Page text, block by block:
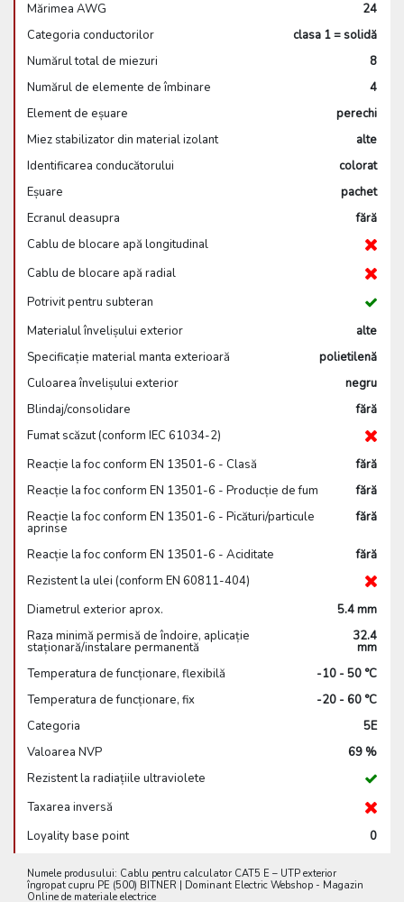
Mărimea AWG
24
Categoria conductorilor
clasa 1 = solidă
Numărul total de miezuri
8
Numărul de elemente de îmbinare
4
Element de eșuare
perechi
Miez stabilizator din material izolant
alte
Identificarea conducătorului
colorat
Eșuare
pachet
Ecranul deasupra
fără
Cablu de blocare apă longitudinal
Cablu de blocare apă radial
Potrivit pentru subteran
Materialul învelișului exterior
alte
Specificație material manta exterioară
polietilenă
Culoarea învelișului exterior
negru
Blindaj/consolidare
fără
Fumat scăzut (conform IEC 61034-2)
Reacție la foc conform EN 13501-6 - Clasă
fără
Reacție la foc conform EN 13501-6 - Producție de fum
fără
Reacție la foc conform EN 13501-6 - Picături/particule
aprinse
fără
Reacție la foc conform EN 13501-6 - Aciditate
fără
Rezistent la ulei (conform EN 60811-404)
Diametrul exterior aprox.
5.4 mm
Raza minimă permisă de îndoire, aplicație
staționară/instalare permanentă
32.4
mm
Temperatura de funcționare, flexibilă
-10 - 50 °C
Temperatura de funcționare, fix
-20 - 60 °C
Categoria
5E
Valoarea NVP
69 %
Rezistent la radiațiile ultraviolete
Taxarea inversă
Loyality base point
0
Numele produsului: Cablu pentru calculator CAT5 E – UTP exterior
îngropat cupru PE (500) BITNER | Dominant Electric Webshop - Magazin
Online de materiale electrice